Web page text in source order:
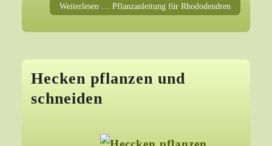
Weiterlesen … Pflanzanleitung für Rhododendren
Hecken pflanzen und
schneiden